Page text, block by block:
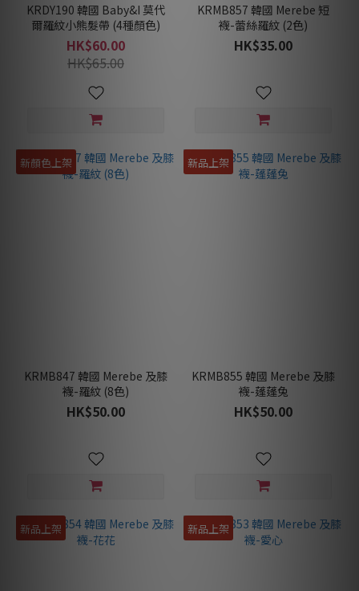
KRDY190 韓國 Baby&I 莫代
爾羅紋小熊髮帶 (4種顏色)
HK$60.00
HK$65.00
KRMB857 韓國 Merebe 短
襪-蕾絲羅紋 (2色)
HK$35.00
新顏色上架
KRMB847 韓國 Merebe 及膝
襪-羅紋 (8色)
HK$50.00
新品上架
KRMB855 韓國 Merebe 及膝
襪-蓬蓬兔
HK$50.00
新品上架 新品上架